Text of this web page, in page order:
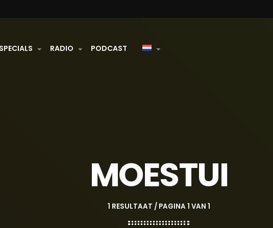
SPECIALS RADIO PODCAST
MOESTUI
1 RESULTAAT / PAGINA 1 VAN 1